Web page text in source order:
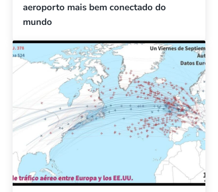
aeroporto mais bem conectado do
mundo